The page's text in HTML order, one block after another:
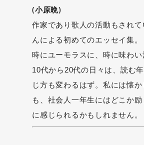
(小原晩)
作家であり歌人の活動もされて
んによる初めてのエッセイ集。
時にユーモラスに、時に味わい
10代から20代の日々は、読む
じ方も変わるはず。私には懐
も、社会人一年生にはどこか励
に感じられるかもしれません。